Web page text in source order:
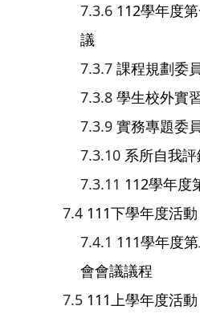
112學年度
議
課程規劃委
學生校外實
實務專題委
系所自我
112學年度
111下學年度活動
111學年度
會會議議程
111上學年度活動